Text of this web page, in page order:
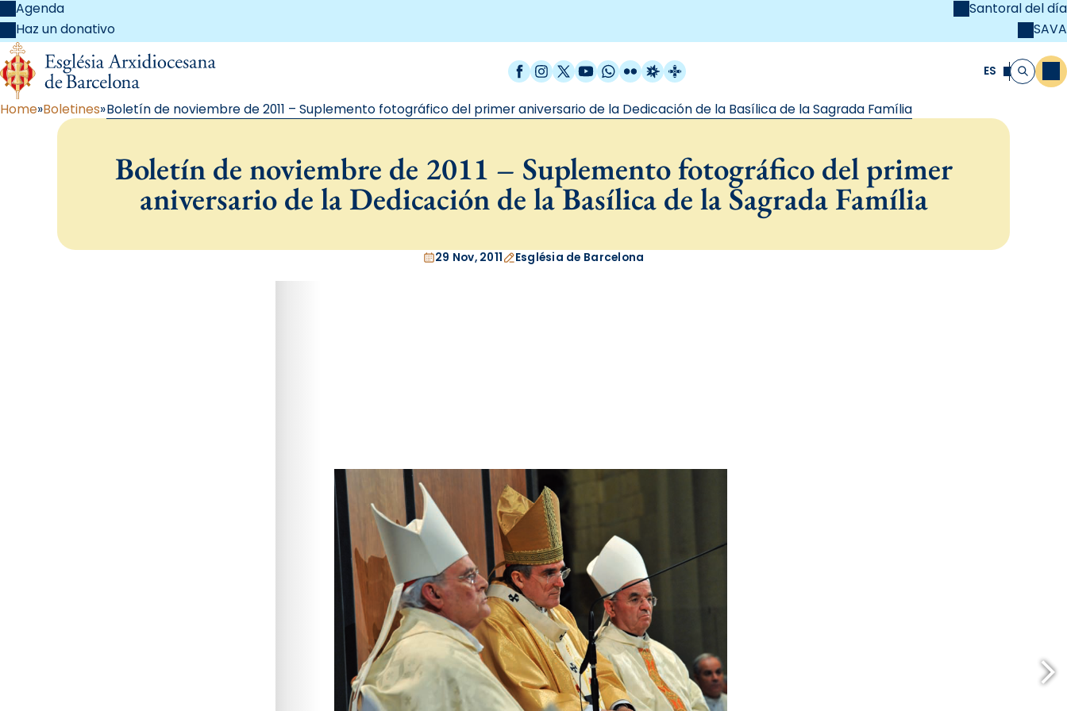
Agenda
Haz un donativo
Santoral del día
SAVA
Facebook
Instagram
X / Twitter
YouTube
WhatsApp
FlickrRadio Estel
Catalunya Cristiana ES Buscar
Home Boletines Boletín de noviembre de 2011 – Suplemento fotográfico del primer aniversario de la Dedicación de la Basílica de la Sagrada Família
Boletín de noviembre de 2011 – Suplemento fotográfico del primer
aniversario de la Dedicación de la Basílica de la Sagrada Família
29 Nov, 2011 Església de Barcelona